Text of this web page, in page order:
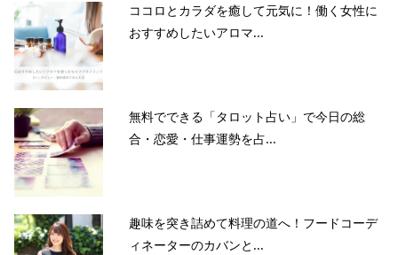
ココロとカラダを癒して元気に！働く女性に
おすすめしたいアロマ...
無料でできる「タロット占い」で今日の総
合・恋愛・仕事運勢を占...
趣味を突き詰めて料理の道へ！フードコーデ
ィネーターのカバンと...